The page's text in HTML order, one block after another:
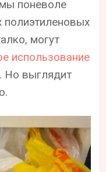
поневоле
полиэтиленовых
могут
использование
Но выглядит